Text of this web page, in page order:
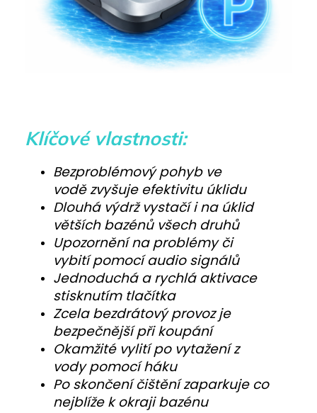
Klíčové vlastnosti:
Bezproblémový pohyb ve
vodě zvyšuje efektivitu úklidu
Dlouhá výdrž vystačí i na úklid
větších bazénů všech druhů
Upozornění na problémy či
vybití pomocí audio signálů
Jednoduchá a rychlá aktivace
stisknutím tlačítka
Zcela bezdrátový provoz je
bezpečnější při koupání
Okamžité vylití po vytažení z
vody pomocí háku
Po skončení čištění zaparkuje co
nejblíže k okraji bazénu